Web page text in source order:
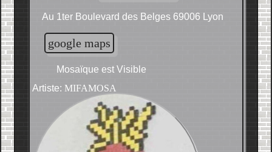
Au 1ter Boulevard des Belges 69006 Lyon
google maps
Mosaïque est Visible
Artiste: MIFAMOSA